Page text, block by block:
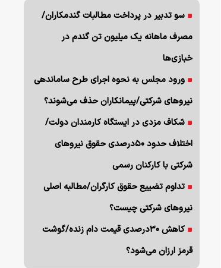
سو تدبیر در پرداخت مطالبات گندمکاران/
مصرف ماهانه یک میلیون تن گندم در
خبازی‌ها
ورود مجلس به نحوه اجرای طرح ساماندهی
نیروهای شرکتی/پیمانکاران حذف می‌شوند؟
شکاف مزدی در ایستگاه کارمندان دولت/
اختلاف حدود ۵۰درصدی حقوق نیروهای
شرکتی با کارکنان رسمی
تداوم تضییع حقوق کارگران/مطالبه اصلی
نیروهای شرکتی چیست؟
کاهش ۳۰درصدی قیمت دام زنده/گوشت
قرمز ارزان می‌شود؟